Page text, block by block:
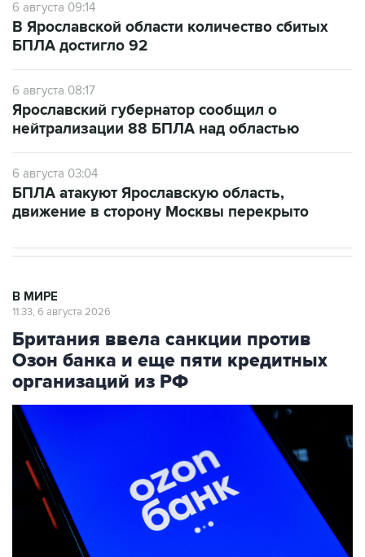
6 августа 09:14
В Ярославской области количество сбитых
БПЛА достигло 92
6 августа 08:17
Ярославский губернатор сообщил о
нейтрализации 88 БПЛА над областью
6 августа 03:04
БПЛА атакуют Ярославскую область,
движение в сторону Москвы перекрыто
В МИРЕ
11:33, 6 августа 2026
Британия ввела санкции против
Озон банка и еще пяти кредитных
организаций из РФ